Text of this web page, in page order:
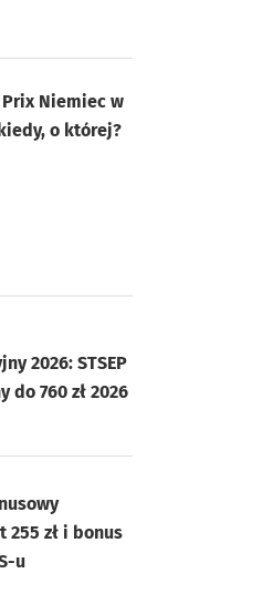
Niemiec w
o której?
2026: STSEP
760 zł 2026
255 zł i bonus
u